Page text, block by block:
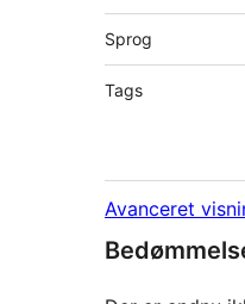
Sprog
Tags
Avanceret